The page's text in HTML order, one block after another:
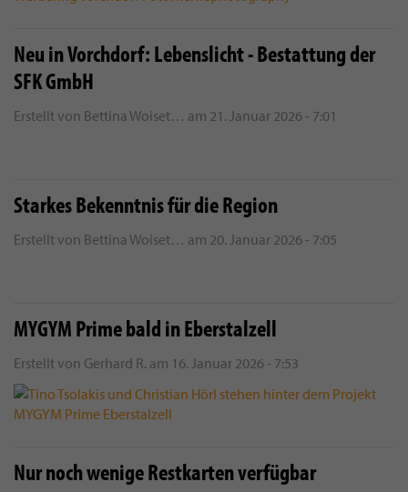
Neu in Vorchdorf: Lebenslicht - Bestattung der
SFK GmbH
Erstellt von Bettina Woiset… am 21. Januar 2026 - 7:01
Starkes Bekenntnis für die Region
Erstellt von Bettina Woiset… am 20. Januar 2026 - 7:05
MYGYM Prime bald in Eberstalzell
Erstellt von Gerhard R. am 16. Januar 2026 - 7:53
Nur noch wenige Restkarten verfügbar